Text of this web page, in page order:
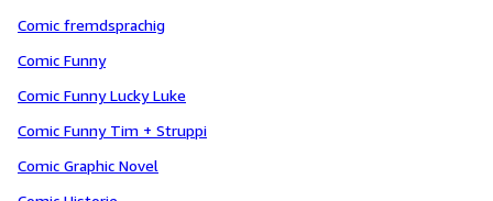
Comic fremdsprachig
Comic Funny
Comic Funny Lucky Luke
Comic Funny Tim + Struppi
Comic Graphic Novel